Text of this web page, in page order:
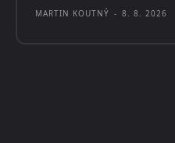
MARTIN KOUTNÝ - 8. 8. 2026